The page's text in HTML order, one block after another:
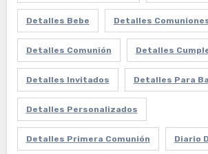
Detalles Bebe Detalles
Detalles Comunión Detalles
Detalles Invitados Detalles Para
Detalles Personalizados
Detalles Primera Comunión Diario